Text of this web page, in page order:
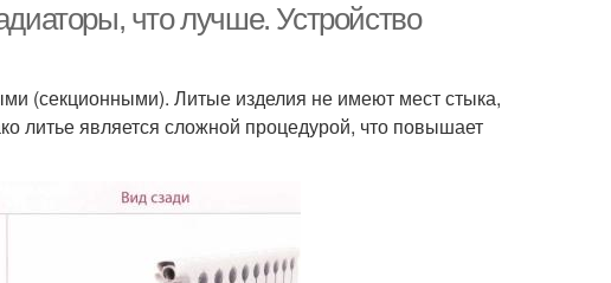
что лучше. Устройство
(секционными). Литые изделия не имеют мест стыка,
литье является сложной процедурой, что повышает